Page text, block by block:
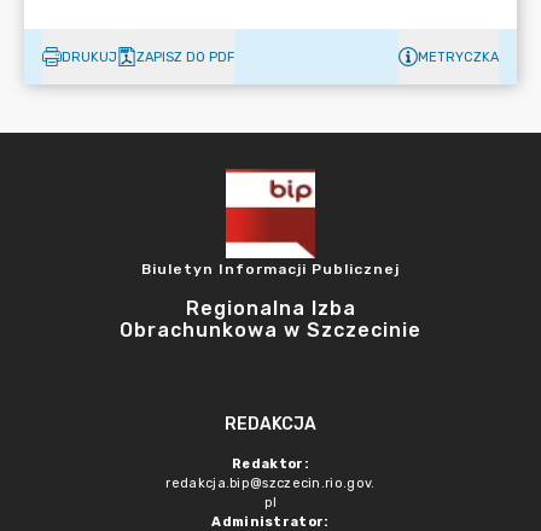
DRUKUJ ZAPISZ DO PDF METRYCZKA
Biuletyn Informacji Publicznej
Regionalna Izba
Obrachunkowa w Szczecinie
REDAKCJA
Redaktor:
redakcja.bip@szczecin.rio.gov.
pl
Administrator: